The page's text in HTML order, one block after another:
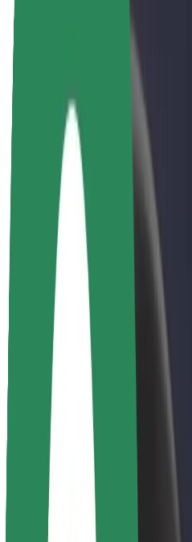
Franchises
Bedrijf
Carrière
Over Bolt
Duurzaamheid bij Bolt
Project Zero
Blog
Nieuws
Merkrichtlijnen
Missie
Investeerdersrelaties
Leiderschap
Merk
Media
Urban Fund
Veiligheid